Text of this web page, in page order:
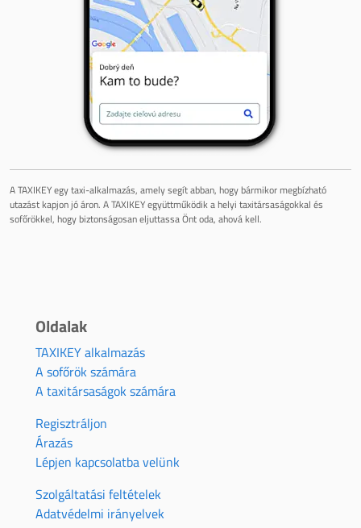
A TAXIKEY egy taxi-alkalmazás, amely segít abban, hogy bármikor megbízható
utazást kapjon jó áron. A TAXIKEY együttműködik a helyi taxitársaságokkal és
sofőrökkel, hogy biztonságosan eljuttassa Önt oda, ahová kell.
Oldalak
TAXIKEY alkalmazás
A sofőrök számára
A taxitársaságok számára
Regisztráljon
Árazás
Lépjen kapcsolatba velünk
Szolgáltatási feltételek
Adatvédelmi irányelvek